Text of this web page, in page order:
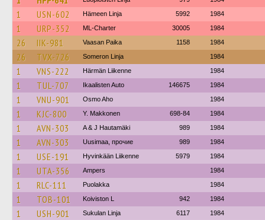
1 USN-602 Hämeen Linja 5992 1984
1 URP-352 ML-Charter 30005 1984
26 IIK-981 Vaasan Paika 1158 1984
26 TVX-726 Someron Linja 1984
1 VNS-222 Härmän Liikenne 1984
1 TUL-707 Ikaalisten Auto 146675 1984
1 VNU-901 Osmo Aho 1984
1 KJC-800 Y. Makkonen 698-84 1984
1 AVN-303 A & J Hautamäki 989 1984
1 AVN-303 Uusimaa, прочие 989 1984
1 USE-191 Hyvinkään Liikenne 5979 1984
1 UTA-356 Ampers 1984
1 RLC-111 Puolakka 1984
1 TOB-101 Koiviston L 942 1984
1 USH-901 Sukulan Linja 6117 1984